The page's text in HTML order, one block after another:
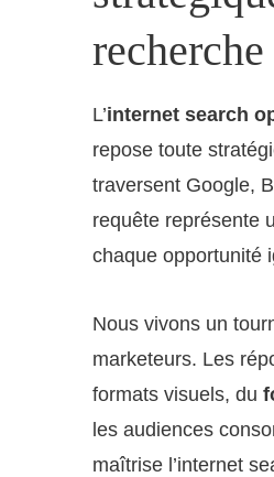
L’internet search
repose toute
traversent Google,
requête représente
chaque opportunité
Nous vivons un
marketeurs. Les
formats visuels, du
les audiences
maîtrise l’internet